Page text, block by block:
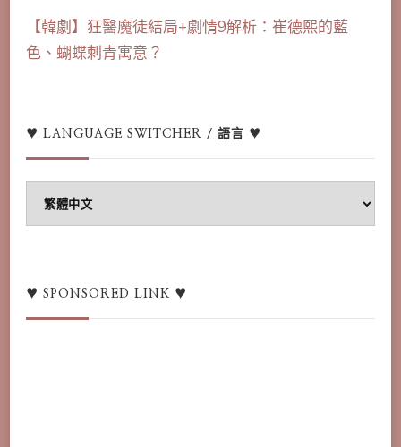
【韓劇】狂醫魔徒結局+劇情9解析：崔德熙的藍
色、蝴蝶刺青寓意？
♥ LANGUAGE SWITCHER / 語言 ♥
語
言
♥ SPONSORED LINK ♥